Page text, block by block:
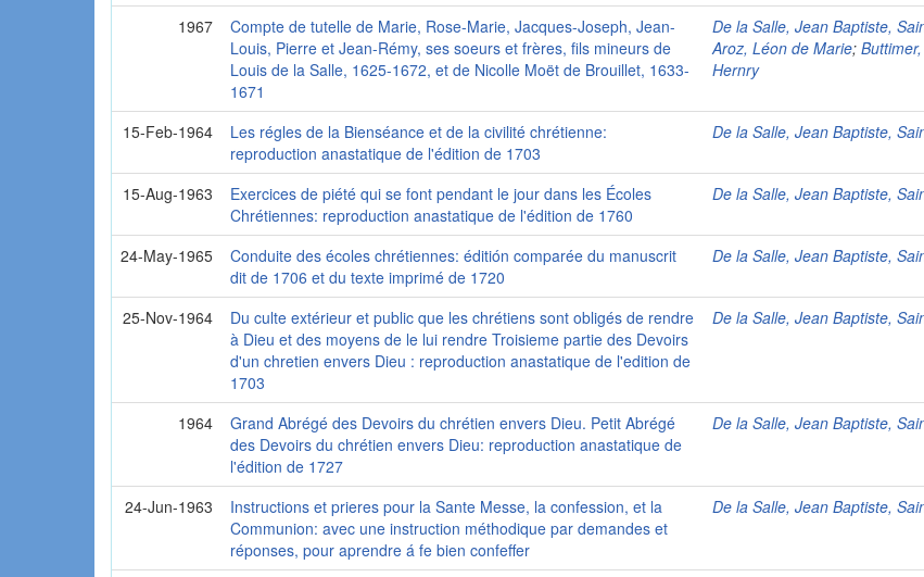
1967
Compte de tutelle de Marie, Rose-Marie, Jacques-Joseph, Jean-
Louis, Pierre et Jean-Rémy, ses soeurs et frères, fils mineurs de
Louis de la Salle, 1625-1672, et de Nicolle Moët de Brouillet, 1633-
1671
De la Salle, Jean Baptiste,
Aroz, Léon de Marie;
Hernry
15-Feb-1964
Les régles de la Bienséance et de la civilité chrétienne:
reproduction anastatique de l'édition de 1703
De la Salle, Jean Baptiste,
15-Aug-1963
Exercices de piété qui se font pendant le jour dans les Écoles
Chrétiennes: reproduction anastatique de l'édition de 1760
De la Salle, Jean Baptiste,
24-May-1965
Conduite des écoles chrétiennes: éditión comparée du manuscrit
dit de 1706 et du texte imprimé de 1720
De la Salle, Jean Baptiste,
25-Nov-1964
Du culte extérieur et public que les chrétiens sont obligés de rendre
à Dieu et des moyens de le lui rendre Troisieme partie des Devoirs
d'un chretien envers Dieu : reproduction anastatique de l'edition de
1703
De la Salle, Jean Baptiste,
1964
Grand Abrégé des Devoirs du chrétien envers Dieu. Petit Abrégé
des Devoirs du chrétien envers Dieu: reproduction anastatique de
l'édition de 1727
De la Salle, Jean Baptiste,
24-Jun-1963
Instructions et prieres pour la Sante Messe, la confession, et la
Communion: avec une instruction méthodique par demandes et
réponses, pour aprendre á fe bien confeffer
De la Salle, Jean Baptiste,